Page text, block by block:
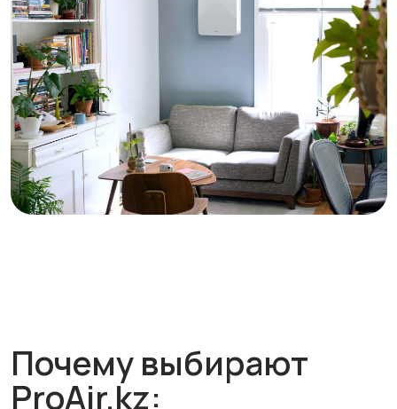
Опытные специалисты установят и
настроят систему так, чтобы она
сразу работала на максимальную
Профессиональный
монтаж для
безупречной работы